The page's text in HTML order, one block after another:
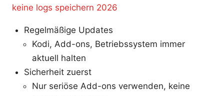
keine logs speichern 2026
Regelmäßige Updates
Kodi, Add-ons, Betriebssystem immer
aktuell halten
Sicherheit zuerst
Nur seriöse Add-ons verwenden, keine